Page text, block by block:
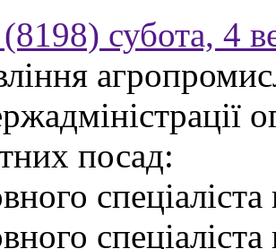
субота, 4
посад: